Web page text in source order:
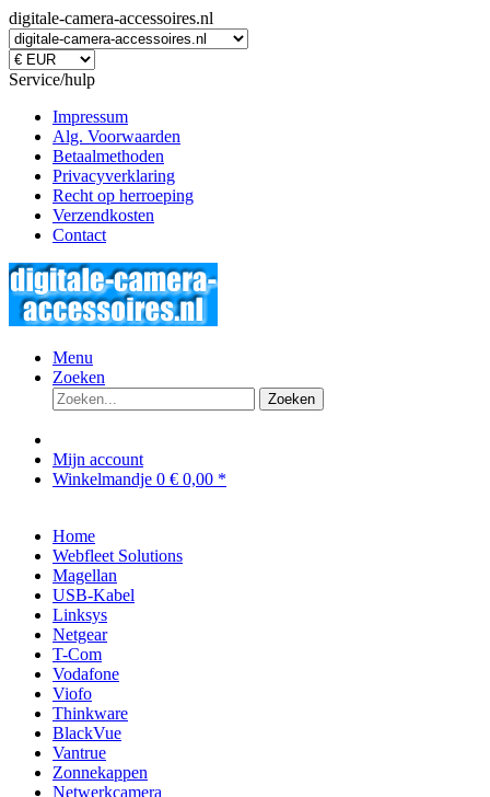
digitale-camera-accessoires.nl
Service/hulp
Impressum
Alg. Voorwaarden
Betaalmethoden
Privacyverklaring
Recht op herroeping
Verzendkosten
Contact
Menu
Zoeken
Zoeken
Mijn account
Winkelmandje 0 € 0,00 *
Home
Webfleet Solutions
Magellan
USB-Kabel
Linksys
Netgear
T-Com
Vodafone
Viofo
Thinkware
BlackVue
Vantrue
Zonnekappen
Netwerkcamera